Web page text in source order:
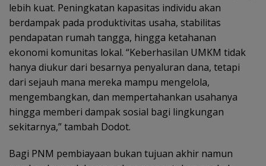
lebih kuat. Peningkatan kapasitas individu akan
berdampak pada produktivitas usaha, stabilitas
pendapatan rumah tangga, hingga ketahanan
ekonomi komunitas lokal. “Keberhasilan UMKM tidak
hanya diukur dari besarnya penyaluran dana, tetapi
dari sejauh mana mereka mampu mengelola,
mengembangkan, dan mempertahankan usahanya
hingga memberi dampak sosial bagi lingkungan
sekitarnya,” tambah Dodot.
Bagi PNM pembiayaan bukan tujuan akhir namun